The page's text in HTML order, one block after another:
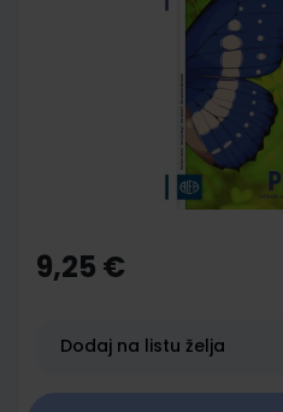
the
beginning
gallery
9,25 €
Dodaj na listu želja